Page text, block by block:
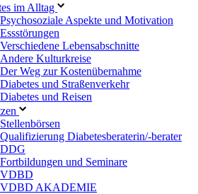
im Alltag
Psychosoziale Aspekte und Motivation
Essstörungen
Verschiedene Lebensabschnitte
Andere Kulturkreise
Der Weg zur Kostenübernahme
Diabetes und Straßenverkehr
Diabetes und Reisen
Stellenbörsen
Qualifizierung Diabetesberaterin/­-berater
DDG
Fortbildungen und Seminare
VDBD
VDBD AKADEMIE